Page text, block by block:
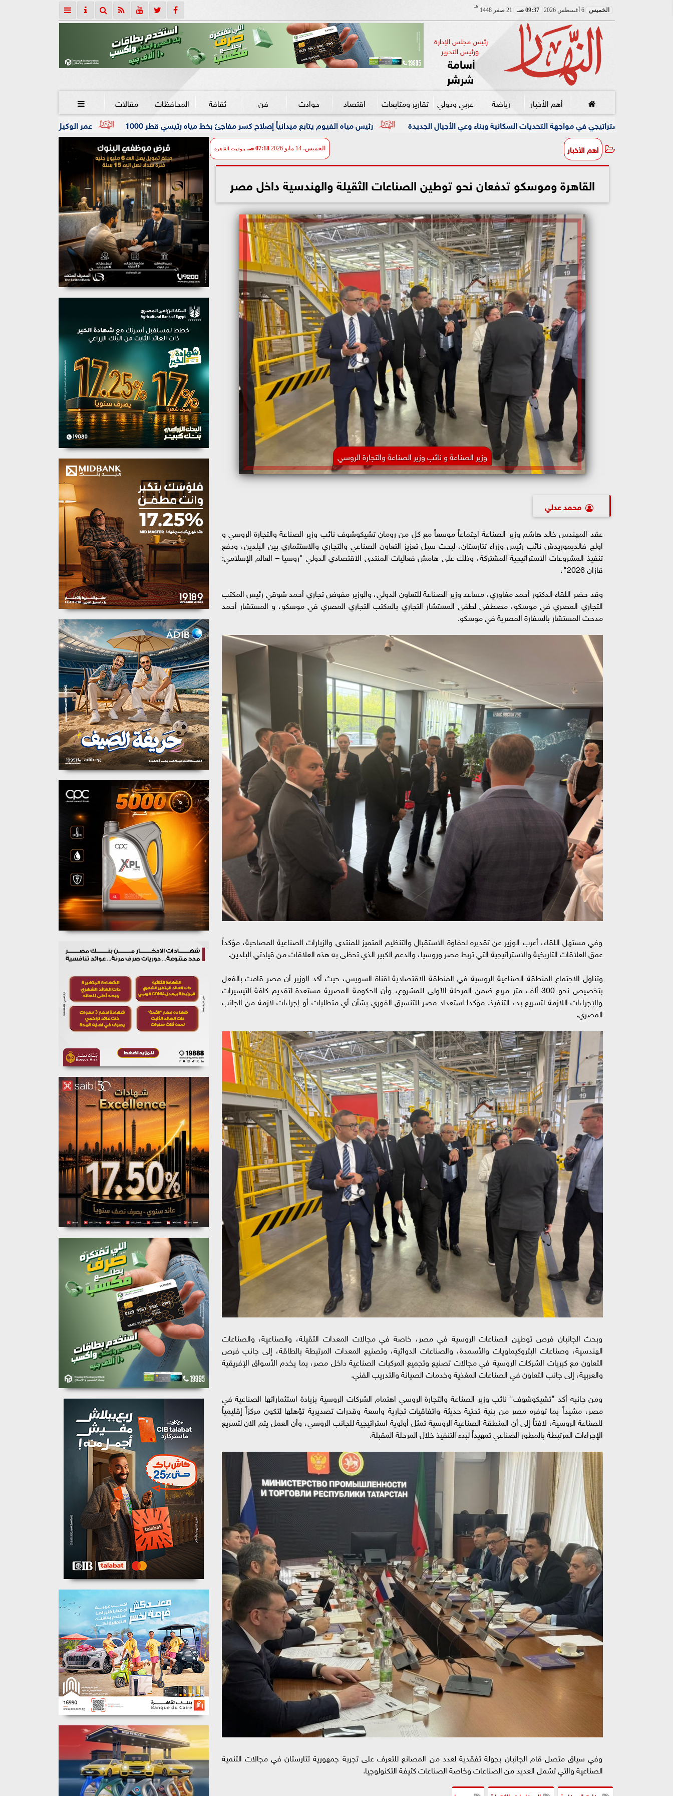
الخميس 6 أغسطس 2026 09:37 صـ 21 صفر 1448
هـ
رئيس مجلس الإدارة
ورئيس التحرير
أسامة
شرشر
أهم الأخبار رياضة عربي ودولي تقارير ومتابعات اقتصاد حوادث فن ثقافة المحافظات مقالات 
عمر الوكيل ”بكار” مدربًا عامًا لفريق كرة اليد بنادي الزمالك رئيس مياه الفيوم يتابع ميدانياً إصلاح كسر مفاجئ بخط مياه رئيسي قطر 1000 التحديات السكانية وبناء وعي الأجيال الجديدة
أهم الأخبار الخميس، 14 مايو 2026 07:18 صـ بتوقيت القاهرة
القاهرة وموسكو تدفعان نحو توطين الصناعات الثقيلة والهندسية داخل مصر
وزير الصناعة و نائب وزير الصناعة والتجارة الروسي
محمد عدلي
عقد المهندس خالد هاشم وزير الصناعة اجتماعاً موسعاً مع كلٍ من رومان تشيكوشوف نائب وزير الصناعة والتجارة الروسي و
اولج فالديموريدش نائب رئيس وزراء تتارستان، لبحث سبل تعزيز التعاون الصناعي والتجاري والاستثماري بين البلدين، ودفع
تنفيذ المشروعات الاستراتيجية المشتركة، وذلك على هامش فعاليات المنتدى الاقتصادي الدولي "روسيا – العالم الإسلامي:
قازان 2026"،
وقد حضر اللقاء الدكتور أحمد مغاوري، مساعد وزير الصناعة للتعاون الدولي، والوزير مفوض تجاري أحمد شوقي رئيس المكتب
التجاري المصري في موسكو، مصطفى لطفى المستشار التجاري بالمكتب التجاري المصري في موسكو، و المستشار أحمد
مدحت المستشار بالسفارة المصرية في موسكو.
وفي مستهل اللقاء، أعرب الوزير عن تقديره لحفاوة الاستقبال والتنظيم المتميز للمنتدى والزيارات الصناعية المصاحبة، مؤكداً
عمق العلاقات التاريخية والاستراتيجية التي تربط مصر وروسيا، والدعم الكبير الذي تحظى به هذه العلاقات من قيادتي البلدين.
وتناول الاجتماع المنطقة الصناعية الروسية في المنطقة الاقتصادية لقناة السويس، حيث أكد الوزير أن مصر قامت بالفعل
بتخصيص نحو 300 ألف متر مربع ضمن المرحلة الأولى للمشروع، وأن الحكومة المصرية مستعدة لتقديم كافة التيسيرات
والإجراءات اللازمة لتسريع بدء التنفيذ. مؤكدا استعداد مصر للتنسيق الفوري بشأن أي متطلبات أو إجراءات لازمة من الجانب
المصري.
وبحث الجانبان فرص توطين الصناعات الروسية في مصر، خاصة في مجالات المعدات الثقيلة، والصناعية، والصناعات
الهندسية، وصناعات البتروكيماويات والأسمدة، والصناعات الدوائية، وتصنيع المعدات المرتبطة بالطاقة، إلى جانب فرص
التعاون مع كبريات الشركات الروسية في مجالات تصنيع وتجميع المركبات الصناعية داخل مصر، بما يخدم الأسواق الإفريقية
والعربية، إلى جانب التعاون في الصناعات المغذية وخدمات الصيانة والتدريب الفني.
ومن جانبه أكد "تشيكوشوف" نائب وزير الصناعة والتجارة الروسي اهتمام الشركات الروسية بزيادة استثماراتها الصناعية في
مصر، مشيداً بما توفره مصر من بنية تحتية حديثة واتفاقيات تجارية واسعة وقدرات تصديرية تؤهلها لتكون مركزاً إقليمياً
للصناعة الروسية، لافتاً إلى أن المنطقة الصناعية الروسية تمثل أولوية استراتيجية للجانب الروسي، وأن العمل يتم الان لتسريع
الإجراءات المرتبطة بالمطور الصناعي تمهيداً لبدء التنفيذ خلال المرحلة المقبلة.
وفي سياق متصل قام الجانبان بجولة تفقدية لعدد من المصانع للتعرف على تجربة جمهورية تتارستان في مجالات التنمية
الصناعية والتي تشمل العديد من الصناعات وخاصة الصناعات كثيفة التكنولوجيا.